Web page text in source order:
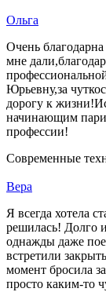
Ольга
Очень
мне
Юрьевну,за
дорогу к
начинающим
профессии!
Современные
Вера
Я всегда хотела
решилась! Долго
однажды даже
встретили
момент бросила
просто каким-то